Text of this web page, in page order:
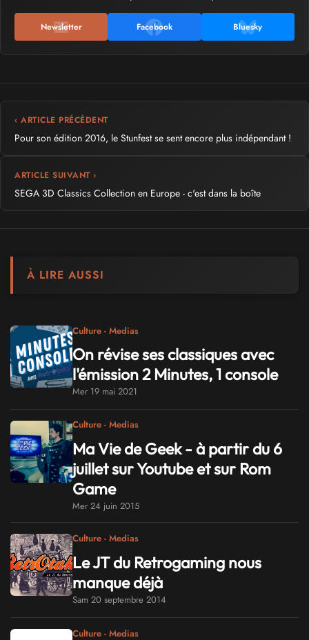
Newsletter Facebook Bluesky
‹ ARTICLE PRÉCÉDENT
Pour son édition 2016, le Stunfest se sent encore plus indépendant !
ARTICLE SUIVANT ›
SEGA 3D Classics Collection en Europe - c'est dans la boîte
À LIRE AUSSI
Culture - Medias
On révise ses classiques avec
l'émission 2 Minutes, 1 console
Mer 19 mai 2021
Culture - Medias
Ma Vie de Geek - à partir du 6
juillet sur Youtube et sur Rom
Game
Mer 24 juin 2015
Culture - Medias
Le JT du Retrogaming nous
manque déjà
Sam 20 septembre 2014
Culture - Medias